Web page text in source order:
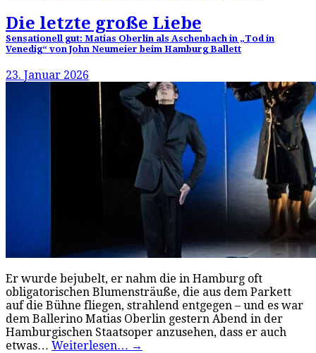
Die letzte große Liebe
Sensationell gut: Matias Oberlin als Aschenbach in „Tod in
Venedig“ von John Neumeier beim Hamburg Ballett
23. Januar 2026
Er wurde bejubelt, er nahm die in Hamburg oft
obligatorischen Blumensträuße, die aus dem Parkett
auf die Bühne fliegen, strahlend entgegen – und es war
dem Ballerino Matias Oberlin gestern Abend in der
Hamburgischen Staatsoper anzusehen, dass er auch
etwas… Weiterlesen… →